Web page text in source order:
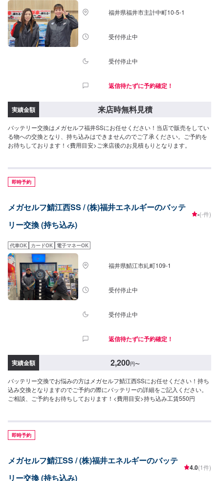
福井県福井市主計中町10-5-1
受付停止中
受付停止中
返信待たずに予約確定！
実績金額 来店時無料見積
バッテリー交換はメガセルフ福井SSにお任せください！当店で販売をしてい
る物への交換となり、持ち込みはできませんのでご了承ください。ご予約を
お待ちしております！<費用目安>ご来店後のお見積もりとなります。
即時予約
メガセルフ鯖江西SS / (株)福井エネルギーのバッテ
リー交換 (持ち込み)
-(-件)
代車OK カードOK 電子マネーOK
福井県鯖江市糺町109-1
受付停止中
受付停止中
返信待たずに予約確定！
実績金額 2,200円〜
バッテリー交換でお悩みの方はメガセルフ鯖江西SSにお任せください！持ち
込み交換となりますのでご予約の際にバッテリーの詳細をご記入ください。
ご相談、ご予約をお待ちしております！<費用目安>持ち込み工賃550円
即時予約
メガセルフ鯖江SS / (株)福井エネルギーのバッテ
リー交換 (持ち込み)
4.0(1件)